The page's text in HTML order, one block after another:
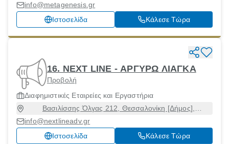
info@metagenesis.gr
Ιστοσελίδα
Κάλεσε Τώρα
16. NEXT LINE - ΑΡΓΥΡΩ ΛΙΑΓΚΑ
Προβολή
Διαφημιστικές Εταιρείες και Εργαστήρια
Βασιλίσσης Όλγας 212, Θεσσαλονίκη [Δήμος],
Θεσσαλονίκη, 55133
info@nextlineadv.gr
Ιστοσελίδα
Κάλεσε Τώρα